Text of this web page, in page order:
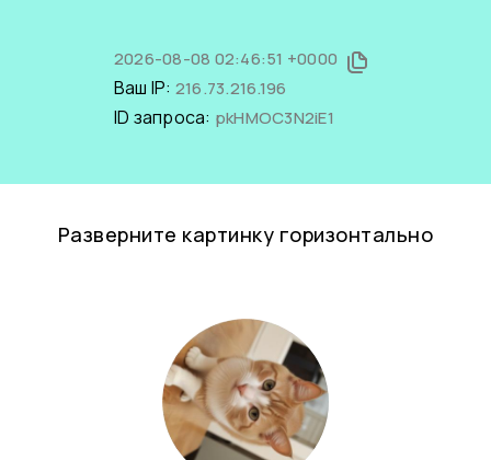
2026-08-08 02:46:51 +0000
Ваш IP: 216.73.216.196
ID запроса: pkHMOC3N2iE1
Разверните картинку горизонтально